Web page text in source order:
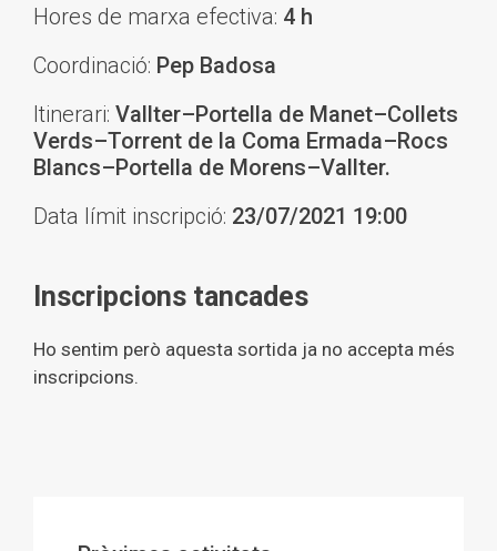
Hores de marxa efectiva: 4 h
Coordinació: Pep Badosa
Itinerari: Vallter–Portella de Manet–Collets
Verds–Torrent de la Coma Ermada–Rocs
Blancs–Portella de Morens–Vallter.
Data límit inscripció: 23/07/2021 19:00
Inscripcions tancades
Ho sentim però aquesta sortida ja no accepta més
inscripcions.